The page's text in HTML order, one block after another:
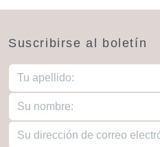
Suscribirse al boletín